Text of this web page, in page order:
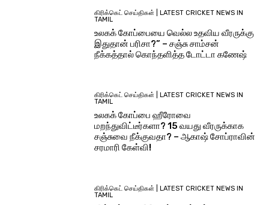
கிரிக்கெட் செய்திகள் | LATEST CRICKET NEWS IN
TAMIL
உலகக் கோப்பையை வெல்ல உதவிய வீரருக்கு
இதுதான் பரிசா?” – சஞ்சு சாம்சன்
நீக்கத்தால் கொந்தளித்த டோட்டா கணேஷ்
கிரிக்கெட் செய்திகள் | LATEST CRICKET NEWS IN
TAMIL
உலகக் கோப்பை ஹீரோவை
மறந்துவிட்டீர்களா? 15 வயது வீரருக்காக
சஞ்சுவை நீக்குவதா? – ஆகாஷ் சோப்ராவின்
சரமாரி கேள்வி!
கிரிக்கெட் செய்திகள் | LATEST CRICKET NEWS IN
TAMIL